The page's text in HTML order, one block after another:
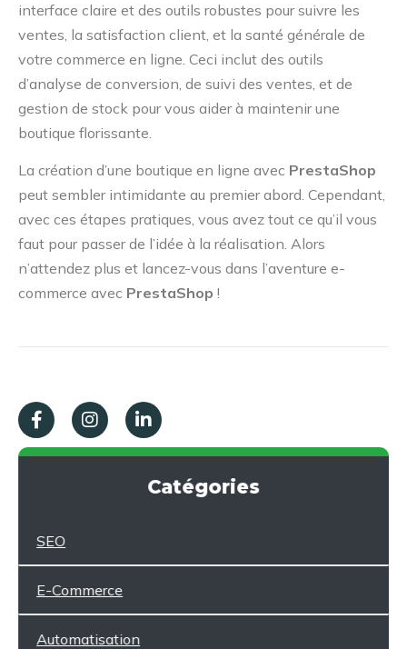
interface claire et des outils robustes pour suivre les
ventes, la satisfaction client, et la santé générale de
votre commerce en ligne. Ceci inclut des outils
d’analyse de conversion, de suivi des ventes, et de
gestion de stock pour vous aider à maintenir une
boutique florissante.
La création d’une boutique en ligne avec PrestaShop
peut sembler intimidante au premier abord. Cependant,
avec ces étapes pratiques, vous avez tout ce qu’il vous
faut pour passer de l’idée à la réalisation. Alors
n’attendez plus et lancez-vous dans l’aventure e-
commerce avec PrestaShop !
Catégories
SEO
E-Commerce
Automatisation